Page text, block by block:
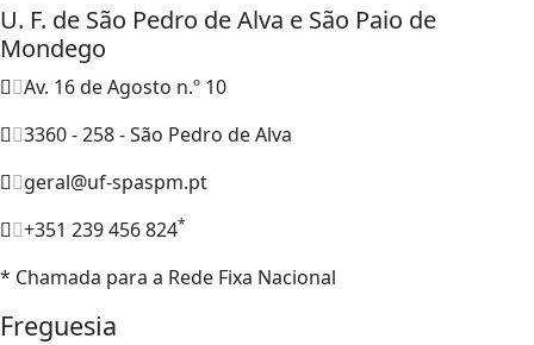
U. F. de São Pedro de Alva e São Paio de
Mondego
Av. 16 de Agosto n.º 10
3360 - 258 - São Pedro de Alva
geral@uf-spaspm.pt
+351 239 456 824*
* Chamada para a Rede Fixa Nacional
Freguesia